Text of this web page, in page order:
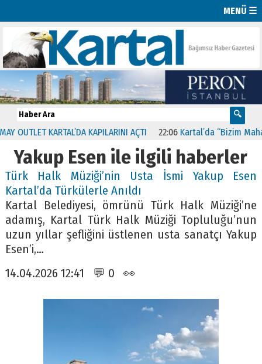
MENÜ ☰
OUTLET KARTAL’DA KAPILARINI AÇTI 22:06 Kartal’da “Bizim
Yakup Esen ile ilgili haberler
Türk Halk Müziği’nin Usta İsmi Yakup Esen
Kartal’da Türkülerle Anıldı
Kartal Belediyesi, ömrünü Türk Halk Müziği’ne
adamış, Kartal Türk Halk Müziği Topluluğu’nun
uzun yıllar şefliğini üstlenen usta sanatçı Yakup
Esen’i,…
14.04.2026 12:41 💬 0 👀